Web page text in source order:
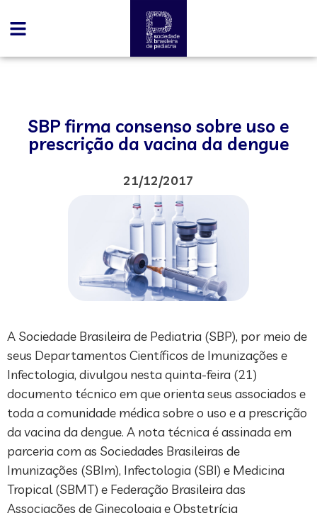
SBP firma consenso sobre uso e
prescrição da vacina da dengue
21/12/2017
A Sociedade Brasileira de Pediatria (SBP), por meio de
seus Departamentos Científicos de Imunizações e
Infectologia, divulgou nesta quinta-feira (21)
documento técnico em que orienta seus associados e
toda a comunidade médica sobre o uso e a prescrição
da vacina da dengue. A nota técnica é assinada em
parceria com as Sociedades Brasileiras de
Imunizações (SBIm), Infectologia (SBI) e Medicina
Tropical (SBMT) e Federação Brasileira das
Associações de Ginecologia e Obstetrícia